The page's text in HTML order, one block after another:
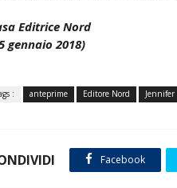
Editrice Nord
gennaio 2018)
: anteprime Editore Nord
Facebook